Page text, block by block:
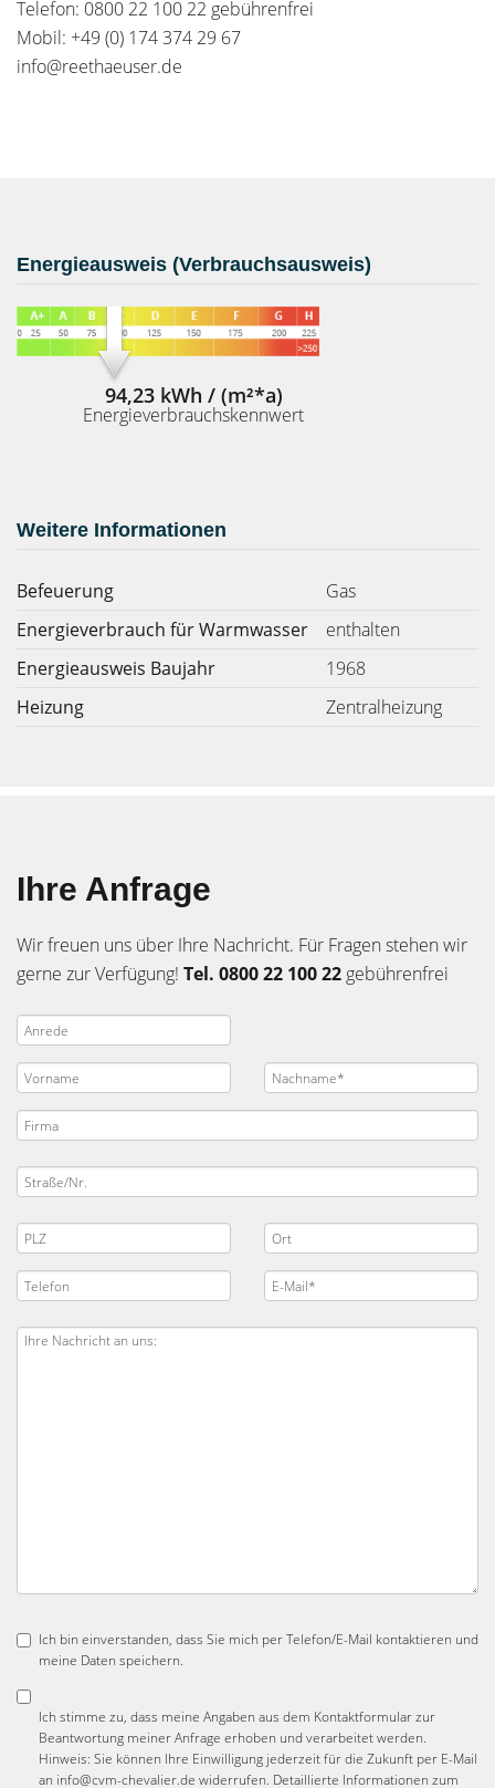
Telefon: 0800 22 100 22 gebührenfrei
Mobil: +49 (0) 174 374 29 67
info@reethaeuser.de
Energieausweis (Verbrauchsausweis)
94,23 kWh / (m²*a)
Energieverbrauchskennwert
Weitere Informationen
Befeuerung
Gas
Energieverbrauch für Warmwasser
enthalten
Energieausweis Baujahr
1968
Heizung
Zentralheizung
Ihre Anfrage
Wir freuen uns über Ihre Nachricht. Für Fragen stehen wir
gerne zur Verfügung! Tel. 0800 22 100 22 gebührenfrei
Ich bin einverstanden, dass Sie mich per Telefon/E-Mail kontaktieren und
meine Daten speichern.
Ich stimme zu, dass meine Angaben aus dem Kontaktformular zur
Beantwortung meiner Anfrage erhoben und verarbeitet werden.
Hinweis: Sie können Ihre Einwilligung jederzeit für die Zukunft per E-Mail
an info@cvm-chevalier.de widerrufen. Detaillierte Informationen zum